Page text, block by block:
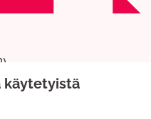
käytetyistä